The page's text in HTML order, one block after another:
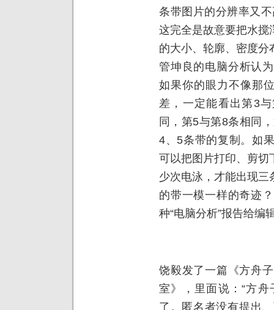
条带图片的分辨率又
这完全是故意要把水搅
的大小、轮廓、密度
管坤良的电脑分析认
如果你的眼力不像那
差，一定能看出第3
同，第5与第8条相同
4、5条带的复制。如
可以把图片打印、剪切
少次电泳，才能出现
的带一模一样的奇迹
种“电脑分析”报告给编
饶毅发了一篇《方舟
室》，里面说：“方
了。匿名者没有提出